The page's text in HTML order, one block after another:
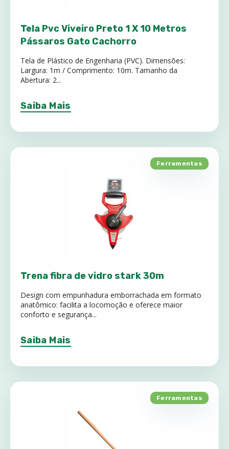
Tela Pvc Viveiro Preto 1 X 10 Metros
Pássaros Gato Cachorro
Tela de Plástico de Engenharia (PVC). Dimensões:
Largura: 1m / Comprimento: 10m. Tamanho da
Abertura: 2...
Saiba Mais
Trena fibra de vidro stark 30m
Design com empunhadura emborrachada em formato
anatômico: facilita a locomoção e oferece maior
conforto e segurança...
Saiba Mais
Ferramentas
Ferramentas